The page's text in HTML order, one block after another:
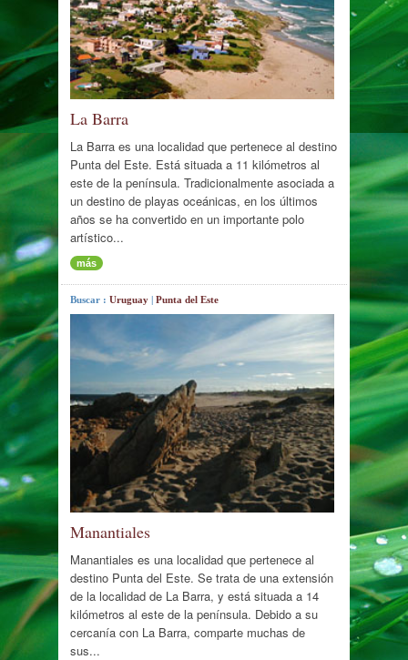
La Barra
La Barra es una localidad que pertenece al destino
Punta del Este. Está situada a 11 kilómetros al
este de la península. Tradicionalmente asociada a
un destino de playas oceánicas, en los últimos
años se ha convertido en un importante polo
artístico...
más
Buscar :Uruguay |Punta del Este
Manantiales
Manantiales es una localidad que pertenece al
destino Punta del Este. Se trata de una extensión
de la localidad de La Barra, y está situada a 14
kilómetros al este de la península. Debido a su
cercanía con La Barra, comparte muchas de
sus...